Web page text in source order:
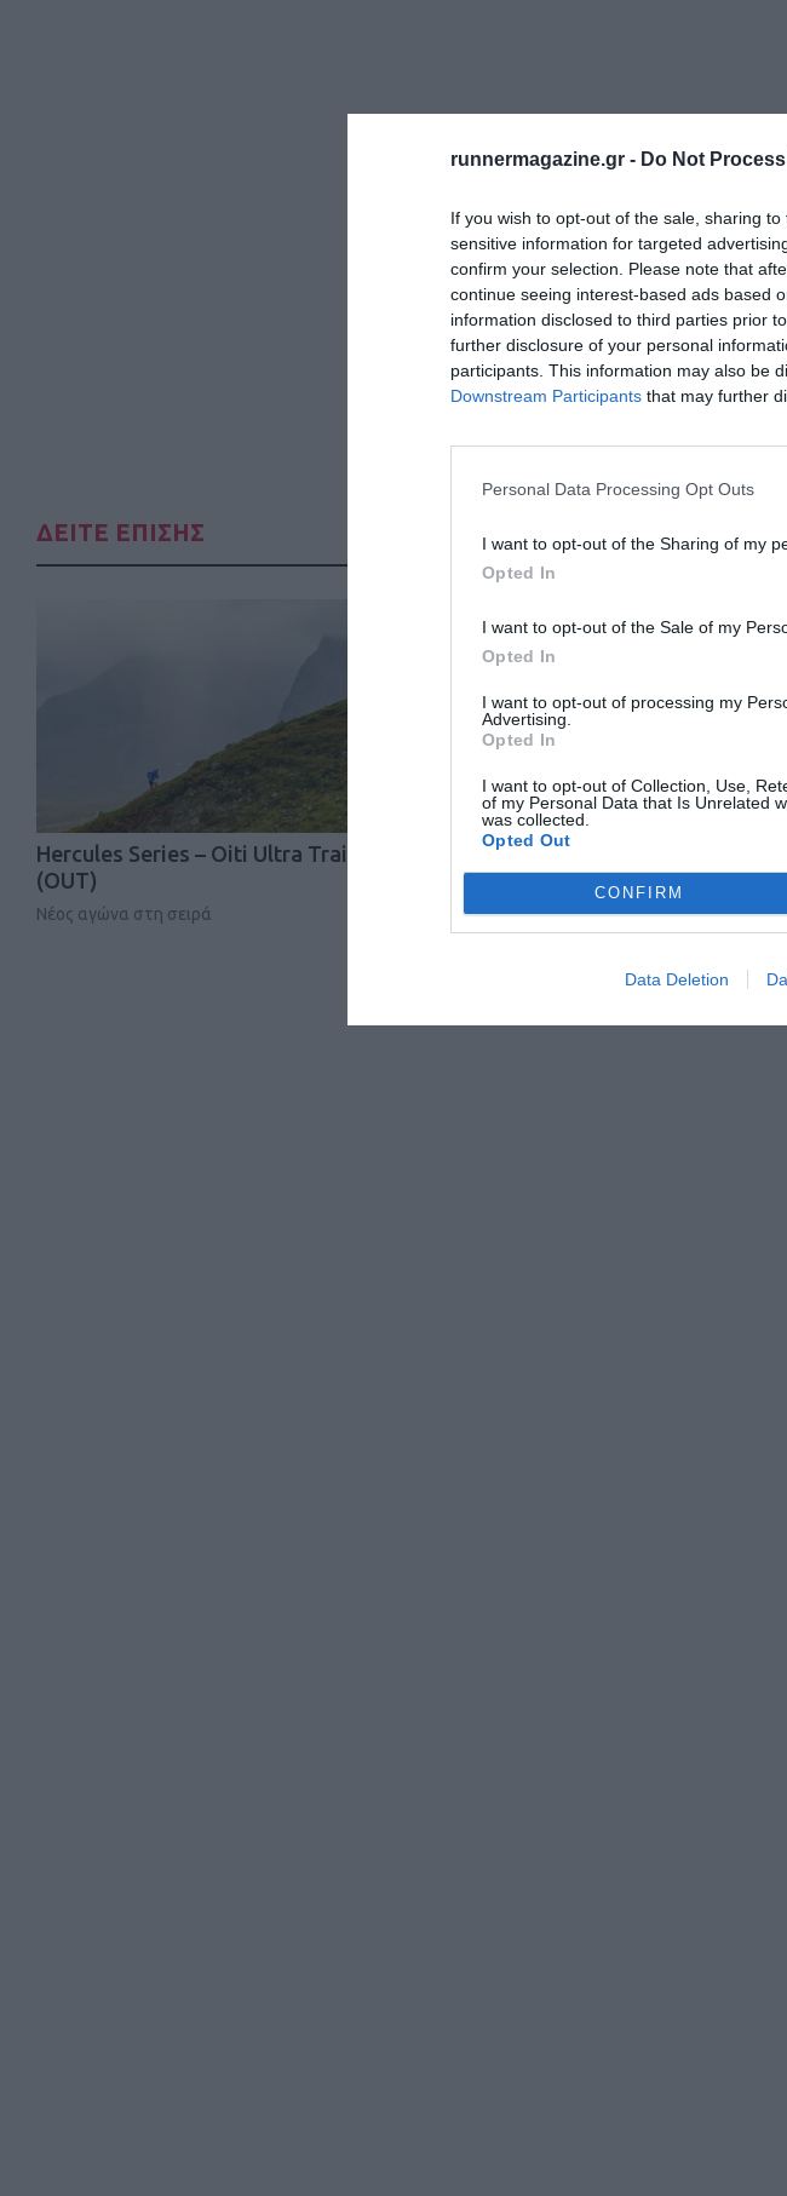
runnermagazine.gr - Do Not
If you wish to opt-out of the sale, sharing
sensitive information for targeted
confirm your selection. Please note that
continue seeing interest-based ads based
information disclosed to third parties prior
further disclosure of your personal
participants. This information may also be
Downstream Participants that may further
Personal Data Processing Opt Outs
I want to opt-out of the Sharing of my
Opted In
I want to opt-out of the Sale of my
Opted In
I want to opt-out of processing my
Advertising.
Opted In
I want to opt-out of Collection, Use,
of my Personal Data that Is Unrelated
was collected.
Opted Out
CONFIRM
Data Deletion
ΔΕΙΤΕ ΕΠΙΣΗΣ
Hercules Series – Oiti Ultra Trail
(OUT)
Νέος αγώνα στη σειρά
Mesta Mastic Run 2026
Δείτε τις πληροφορίες της διοργάνωσης